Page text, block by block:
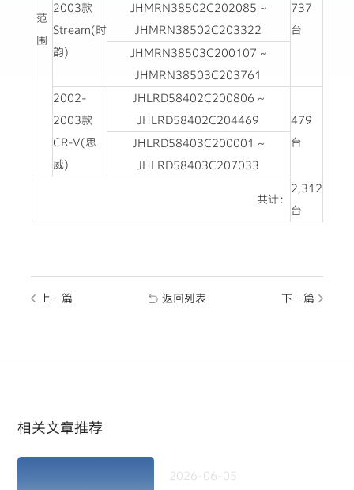
范
围
2003款
Stream(时
韵)
737
台
JHMRN38502C202085 ~
JHMRN38502C203322
JHMRN38503C200107 ~
JHMRN38503C203761
2002-
2003款
CR-V(思
威)
JHLRD58402C200806 ~
JHLRD58402C204469
479
台
JHLRD58403C200001 ~
JHLRD58403C207033
共计：
2,312
台
上一篇 返回列表 下一篇
相关文章推荐
2026-06-05